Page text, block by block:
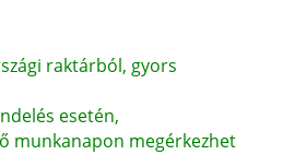
raktárból, gyors
esetén,
munkanapon megérkezhet